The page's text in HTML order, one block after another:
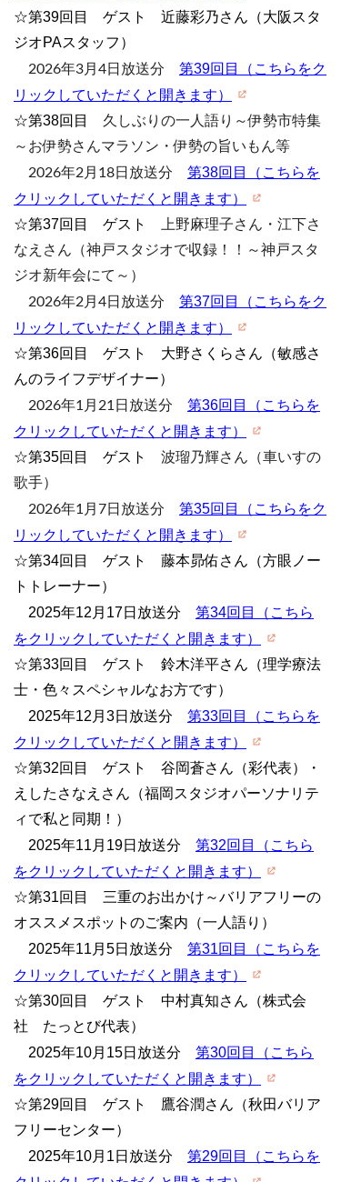
☆第39回目 ゲスト 近藤彩乃さん（大阪スタ
ジオPAスタッフ）
2026年3月4日放送分 第39回目（こちらをク
リックしていただくと開きます）
☆第38回目 久しぶりの一人語り～伊勢市特集
～お伊勢さんマラソン・伊勢の旨いもん等
2026年2月18日放送分 第38回目（こちらを
クリックしていただくと開きます）
☆第37回目 ゲスト
上野麻理子さん・ 江下さ
なえさん（神戸スタジオで収録！！～神戸スタ
ジオ新年会にて～）
2026年2月4日放送分 第37回目（こちらをク
リックしていただくと開きます）
☆第36回目 ゲスト 大野さくらさん（敏感さ
んのライフデザイナー）
2026年1月21日放送分 第36回目（こちらを
クリックしていただくと開きます）
☆第35回目 ゲスト 波瑠乃輝さん（車いすの
歌手）
2026年1月7日放送分 第35回目（こちらをク
リックしていただくと開きます）
☆第34回目 ゲスト 藤本昴佑さん（方眼ノー
トトレーナー）
2025年12月17日放送分 第34回目（こちら
をクリックしていただくと開きます）
☆第33回目 ゲスト 鈴木洋平さん（理学療法
士・色々スペシャルなお方です）
2025年12月3日放送分 第33回目（こちらを
クリックしていただくと開きます）
☆第32回目 ゲスト 谷岡蒼さん（彩代表）・
えしたさなえさん（福岡スタジオパーソナリテ
ィで私と同期！）
2025年11月19日放送分 第32回目（こちら
をクリックしていただくと開きます）
☆第31回目 三重のお出かけ～バリアフリーの
オススメスポットのご案内（一人語り）
2025年11月5日放送分 第31回目（こちらを
クリックしていただくと開きます）
☆第30回目 ゲスト 中村真知さん（株式会
社 たっとび代表）
2025年10月15日放送分 第30回目（こちら
をクリックしていただくと開きます）
☆第29回目 ゲスト 鷹谷潤さん（秋田バリア
フリーセンター）
2025年10月1日放送分 第29回目（こちらを